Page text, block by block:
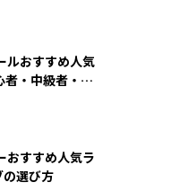
ルおすすめ人気
者・中級者・上
おすすめ人気ラ
選び方